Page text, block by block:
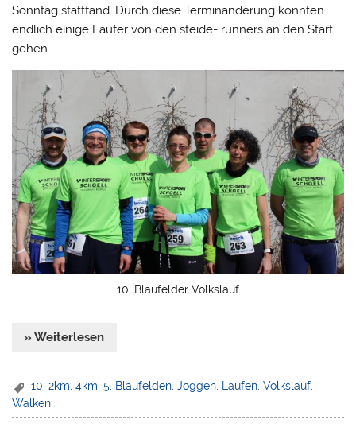
Sonntag stattfand. Durch diese Terminänderung konnten
endlich einige Läufer von den steide- runners an den Start
gehen.
10. Blaufelder Volkslauf
» Weiterlesen
10,2km,4km,5, Blaufelden,Joggen, Laufen,Volkslauf,
Walken